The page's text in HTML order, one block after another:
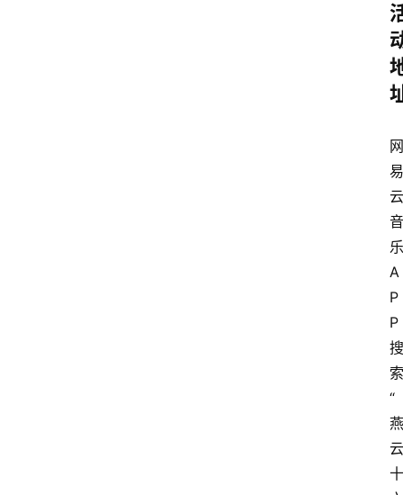
网
易
云
音
乐
A
P
P
搜
索
“
燕
云
十